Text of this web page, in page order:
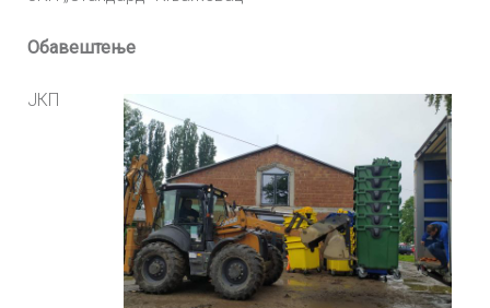
Обавештење
ЈКП